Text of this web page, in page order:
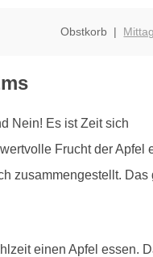
Obstkorb |
Nein! Es ist Zeit sich
Frucht der
zusammengestellt.
einen Apfel essen.